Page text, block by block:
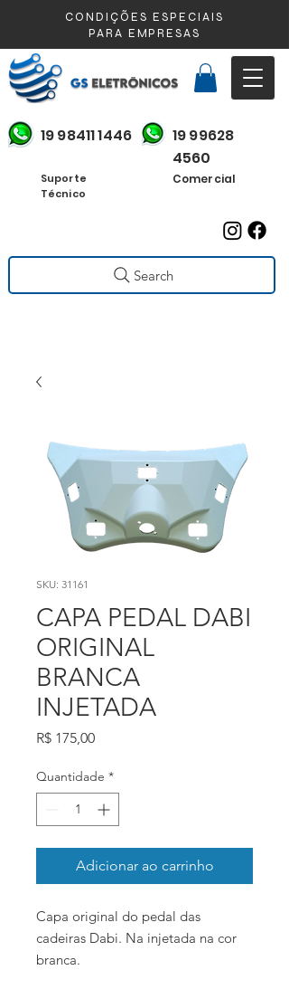
CONDIÇÕES ESPECIAIS
PARA EMPRESAS
19 98411 1446
Suporte
Técnico
19 99628
4560
Comercial
Search
SKU: 31161
CAPA PEDAL DABI
ORIGINAL
BRANCA
INJETADA
R$ 175,00Preço
Quantidade *
Adicionar ao carrinho
Capa original do pedal das
cadeiras Dabi. Na injetada na cor
branca.